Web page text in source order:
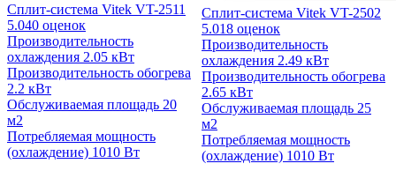
Сплит-система Vitek VT-2511
5.040 оценок
Производительность
охлаждения 2.05 кВт
Производительность обогрева
2.2 кВт
Обслуживаемая площадь 20
м2
Потребляемая мощность
(охлаждение) 1010 Вт
Сплит-система Vitek VT-2502
5.018 оценок
Производительность
охлаждения 2.49 кВт
Производительность обогрева
2.65 кВт
Обслуживаемая площадь 25
м2
Потребляемая мощность
(охлаждение) 1010 Вт